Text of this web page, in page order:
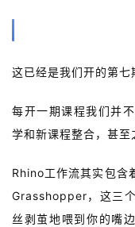
这已经是我们开的第七
每开一期课程我们并
学和新课程整合，甚至
Rhino工作流其实包含
Grasshopper，这三
丝剥茧地喂到你的嘴